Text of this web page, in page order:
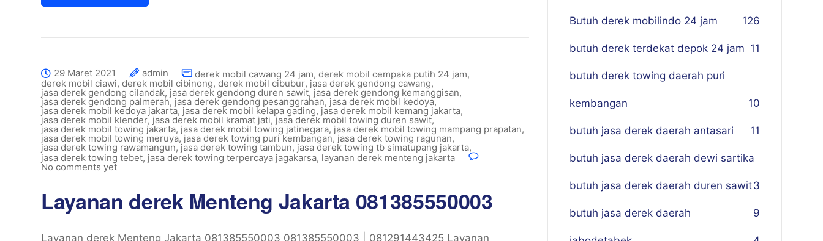
29 Maret 2021 admin derek mobil cawang 24 jam, derek mobil cempaka putih 24 jam,
derek mobil ciawi, derek mobil cibinong, derek mobil cibubur, jasa derek gendong cawang,
jasa derek gendong cilandak, jasa derek gendong duren sawit, jasa derek gendong kemanggisan,
jasa derek gendong palmerah, jasa derek gendong pesanggrahan, jasa derek mobil kedoya,
jasa derek mobil kedoya jakarta, jasa derek mobil kelapa gading, jasa derek mobil kemang jakarta,
jasa derek mobil klender, jasa derek mobil kramat jati,jasa derek mobil towing duren sawit,
jasa derek mobil towing jakarta, jasa derek mobil towing jatinegara, jasa derek mobil towing mampang prapatan,
jasa derek mobil towing meruya, jasa derek towing puri kembangan, jasa derek towing ragunan,
jasa derek towing rawamangun,jasa derek towing tambun, jasa derek towing tb simatupang jakarta,
jasa derek towing tebet, jasa derek towing terpercaya jagakarsa, layanan derek menteng jakarta
No comments yet
Layanan derek Menteng Jakarta 081385550003
Layanan derek Menteng Jakarta 081385550003 081385550003 | 081291443425 Layanan
26
Butuh derek mobilindo 24 jam 1
butuh derek terdekat depok 24 jam 11
butuh derek towing daerah puri
kembangan 10
butuh jasa derek daerah antasari 11
butuh jasa derek daerah dewi sartika
3
butuh jasa derek daerah duren sawit
9
butuh jasa derek daerah